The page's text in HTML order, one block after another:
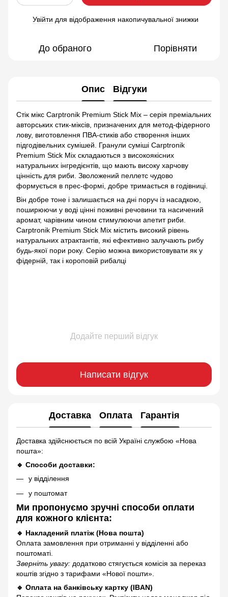
Увійти для відображення накопичувальної знижки
До обраного Порівняти
Опис Відгуки
Стік мікс Carptronik Premium Stick Mix – серія преміальних
авторських стик-міксів, призначених для метод-фідерного
лову, виготовлення ПВА-стиків або створення інших
підгодівельних сумішей. Гранули суміші Carptronik
Premium Stick Mix складаються з високоякісних
натуральних інгредієнтів, що мають високу харчову
цінність для риби. Зволожений пеллетс чудово
формується в прес-формі, добре тримається в годівниці.
Він добре тоне і залишається на дні поруч із насадкою,
поширюючи у воді цінні поживні речовини та насичений
аромат, чарівним чином стимулюючи апетит риби.
Carptronik Premium Stick Mix містить високий рівень
натуральних атрактантів, які ефективно залучають рибу
будь-якої пори року. Серію можна використовувати як у
фідерній, так і короповій рибалці
Додайте перший відгук
Написати відгук
Доставка Оплата Гарантія
Доставка здійснюється по всій Україні службою «Нова
пошта»:
🔹 Способи доставки:
у відділення
у поштомат
Ми пропонуємо зручні способи оплати
для кожного клієнта:
🔹 Накладений платіж (Нова пошта)
Оплата замовлення при отриманні у відділенні або
поштоматі.
Зверніть увагу: додатково стягується комісія за переказ
коштів згідно з тарифами «Нової пошти».
🔹 Оплата на банківську картку (IBAN)